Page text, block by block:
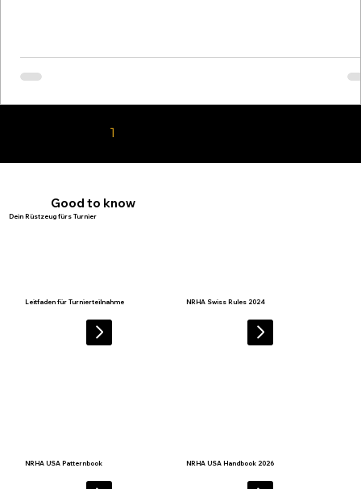
1
Leitfaden für Turnierteilnahme NRHA Swiss Rules 2024
NRHA USA Patternbook NRHA USA Handbook 2026
Good to know
Dein Rüstzeug fürs Turnier